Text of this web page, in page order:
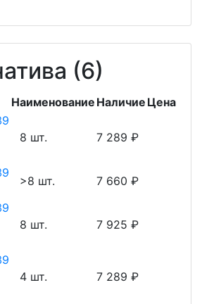
(6)
Наименование Наличие Цена
8 шт. 7 289 ₽
>8 шт.
7 660 ₽
8 шт. 7 925 ₽
4 шт. 7 289 ₽